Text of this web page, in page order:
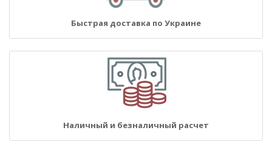
Быстрая доставка по Украине
Наличный и безналичный расчет